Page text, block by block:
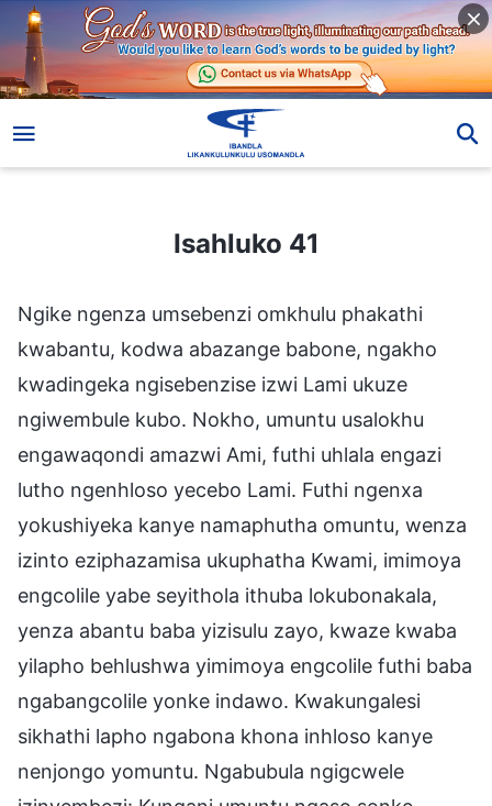
Isahluko 41
Ngike ngenza umsebenzi omkhulu phakathi
kwabantu, kodwa abazange babone, ngakho
kwadingeka ngisebenzise izwi Lami ukuze
ngiwembule kubo. Nokho, umuntu usalokhu
engawaqondi amazwi Ami, futhi uhlala engazi
lutho ngenhloso yecebo Lami. Futhi ngenxa
yokushiyeka kanye namaphutha omuntu, wenza
izinto eziphazamisa ukuphatha Kwami, imimoya
engcolile yabe seyithola ithuba lokubonakala,
yenza abantu baba yizisulu zayo, kwaze kwaba
yilapho behlushwa yimimoya engcolile futhi baba
ngabangcolile yonke indawo. Kwakungalesi
sikhathi lapho ngabona khona inhloso kanye
nenjongo yomuntu. Ngabubula ngigcwele